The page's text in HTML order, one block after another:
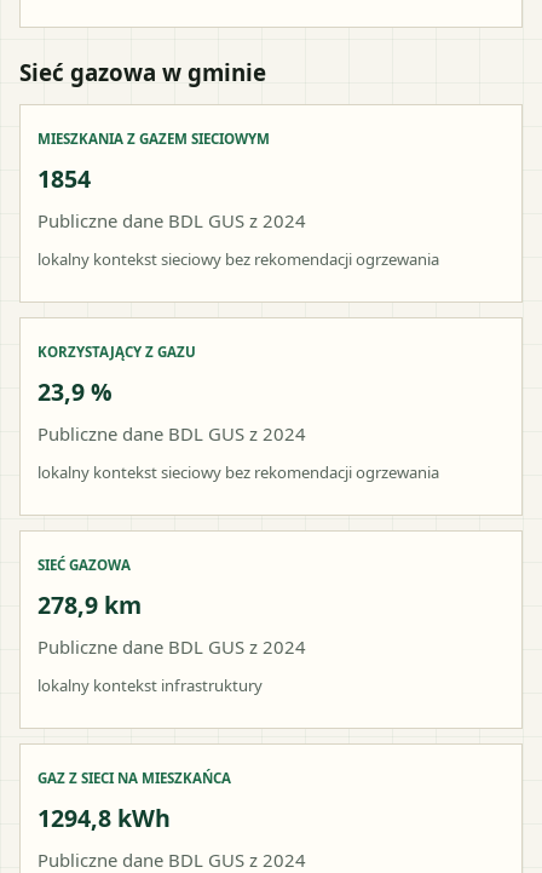
Sieć gazowa w gminie
MIESZKANIA Z GAZEM SIECIOWYM
1854
Publiczne dane BDL GUS z 2024
lokalny kontekst sieciowy bez rekomendacji ogrzewania
KORZYSTAJĄCY Z GAZU
23,9 %
Publiczne dane BDL GUS z 2024
lokalny kontekst sieciowy bez rekomendacji ogrzewania
SIEĆ GAZOWA
278,9 km
Publiczne dane BDL GUS z 2024
lokalny kontekst infrastruktury
GAZ Z SIECI NA MIESZKAŃCA
1294,8 kWh
Publiczne dane BDL GUS z 2024